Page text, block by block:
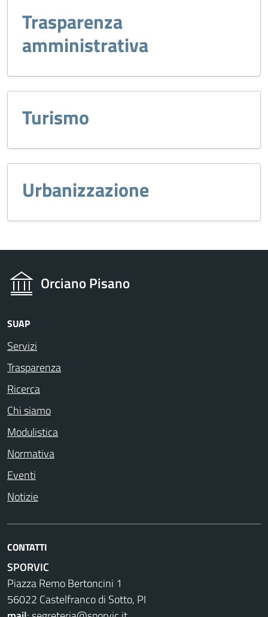
Trasparenza
amministrativa
Turismo
Urbanizzazione
Orciano Pisano
SUAP
Servizi
Trasparenza
Ricerca
Chi siamo
Modulistica
Normativa
Eventi
Notizie
CONTATTI
SPORVIC
Piazza Remo Bertoncini 1
56022 Castelfranco di Sotto, PI